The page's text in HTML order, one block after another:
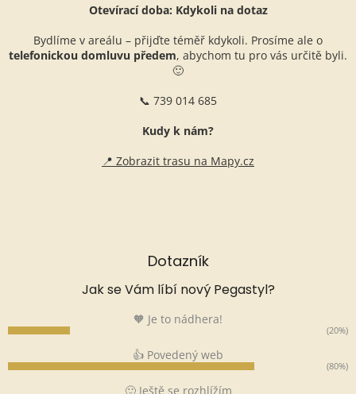
Otevírací doba: Kdykoli na dotaz
Bydlíme v areálu – přijďte téměř kdykoli. Prosíme ale o
telefonickou domluvu předem, abychom tu pro vás určitě byli.
🙂
📞 739 014 685
Kudy k nám?
📍 Zobrazit trasu na Mapy.cz
Dotazník
Jak se Vám líbí nový Pegastyl?
🧡 Je to nádhera!
(20%)
👍 Povedený web
(80%)
🙂 Ještě se rozhlížím